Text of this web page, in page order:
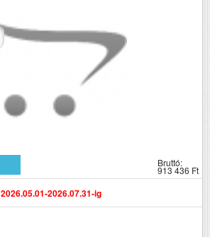
Bruttó:
913 436 Ft
2026.05.01-2026.07.31-ig